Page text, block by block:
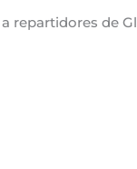
repartidores de